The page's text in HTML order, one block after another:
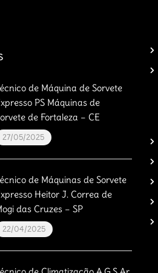
de Máquina de Sorvete
PS Máquinas de
de Fortaleza – CE
27/05/2025
de Máquinas de Sorvete
Heitor J. Correa de
das Cruzes – SP
22/04/2025